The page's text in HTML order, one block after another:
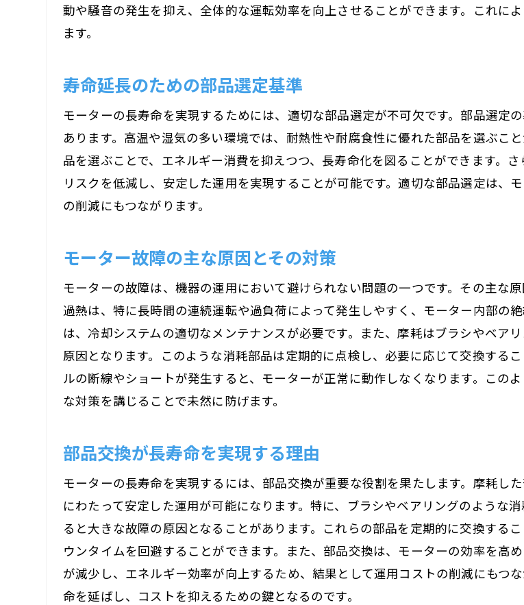
定期点検の重要性と実施方法
部品交換の頻度とその理由
信頼性を高めるための交換プロ
効果的にモーター性能を維持す
交換部品の品質が性能に与える
緊急交換を避けるための準備策
効率的な交換計画の立て方
ダウンタイムを最小化するため
部品ストック管理のポイント
生産ラインへの影響を最小化す
効率的な交換で生産性を向上させ
部品交換が生産プロセスに与え
交換時の生産効率改善策
寿命を延ばすモーター部品交換の秘訣
動や騒音の発生を抑え、全体的な運転効率を向上させることができます。これに
ます。
寿命延長のための部品選定基準
モーターの長寿命を実現するためには、適切な部品選定が不可欠です。部品選定
あります。高温や湿気の多い環境では、耐熱性や耐腐食性に優れた部品を選ぶこ
品を選ぶことで、エネルギー消費を抑えつつ、長寿命化を図ることができます。
リスクを低減し、安定した運用を実現することが可能です。適切な部品選定は、
の削減にもつながります。
モーター故障の主な原因とその対策
モーターの故障は、機器の運用において避けられない問題の一つです。その主な
過熱は、特に長時間の連続運転や過負荷によって発生しやすく、モーター内部の
は、冷却システムの適切なメンテナンスが必要です。また、摩耗はブラシやベア
原因となります。このような消耗部品は定期的に点検し、必要に応じて交換する
ルの断線やショートが発生すると、モーターが正常に動作しなくなります。この
な対策を講じることで未然に防げます。
部品交換が長寿命を実現する理由
モーターの長寿命を実現するには、部品交換が重要な役割を果たします。摩耗し
にわたって安定した運用が可能になります。特に、ブラシやベアリングのような
ると大きな故障の原因となることがあります。これらの部品を定期的に交換する
ウンタイムを回避することができます。また、部品交換は、モーターの効率を高
が減少し、エネルギー効率が向上するため、結果として運用コストの削減にもつ
命を延ばし、コストを抑えるための鍵となるのです。